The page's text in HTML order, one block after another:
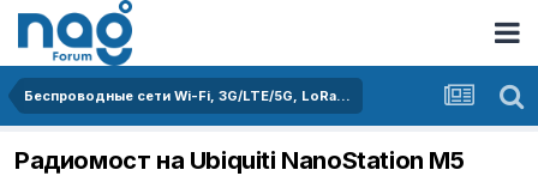
Беспроводные сети Wi-Fi, 3G/LTE/5G, LoRa...
Радиомост на Ubiquiti NanoStation M5